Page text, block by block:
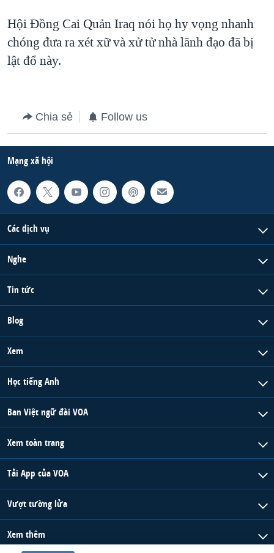
QUAN HỆ VIỆT MỸ
Hội Đồng Cai Quản Iraq nói họ hy vọng nhanh
chóng đưa ra xét xữ và xử tử nhà lãnh đạo đã bị
lật đổ này.
Chia sẻ Follow us
Mạng xã hội
Các dịch vụ
Nghe
Tin tức
Blog
Xem
Học tiếng Anh
Ban Việt ngữ đài VOA
Xem toàn trang
Tải App của VOA
Vượt tường lửa
Xem thêm